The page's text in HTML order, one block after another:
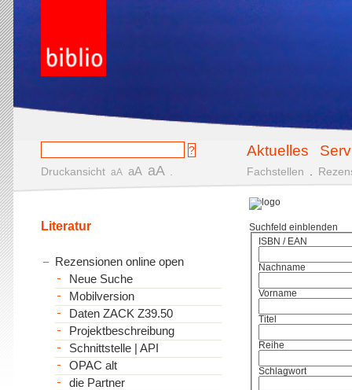
Aktuelles
Druckansicht aA aA aA Fachstellen
Suchfeld einblenden
ISBN / EAN
Nachname
Vorname
Titel
Reihe
Schlagwort
Literatur
Rezensionen online open
Neue Suche
Mobilversion
Daten ZACK Z39.50
Projektbeschreibung
Schnittstelle | API
OPAC alt
die Partner